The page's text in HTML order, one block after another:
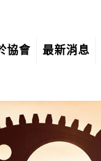
協會 最新消息